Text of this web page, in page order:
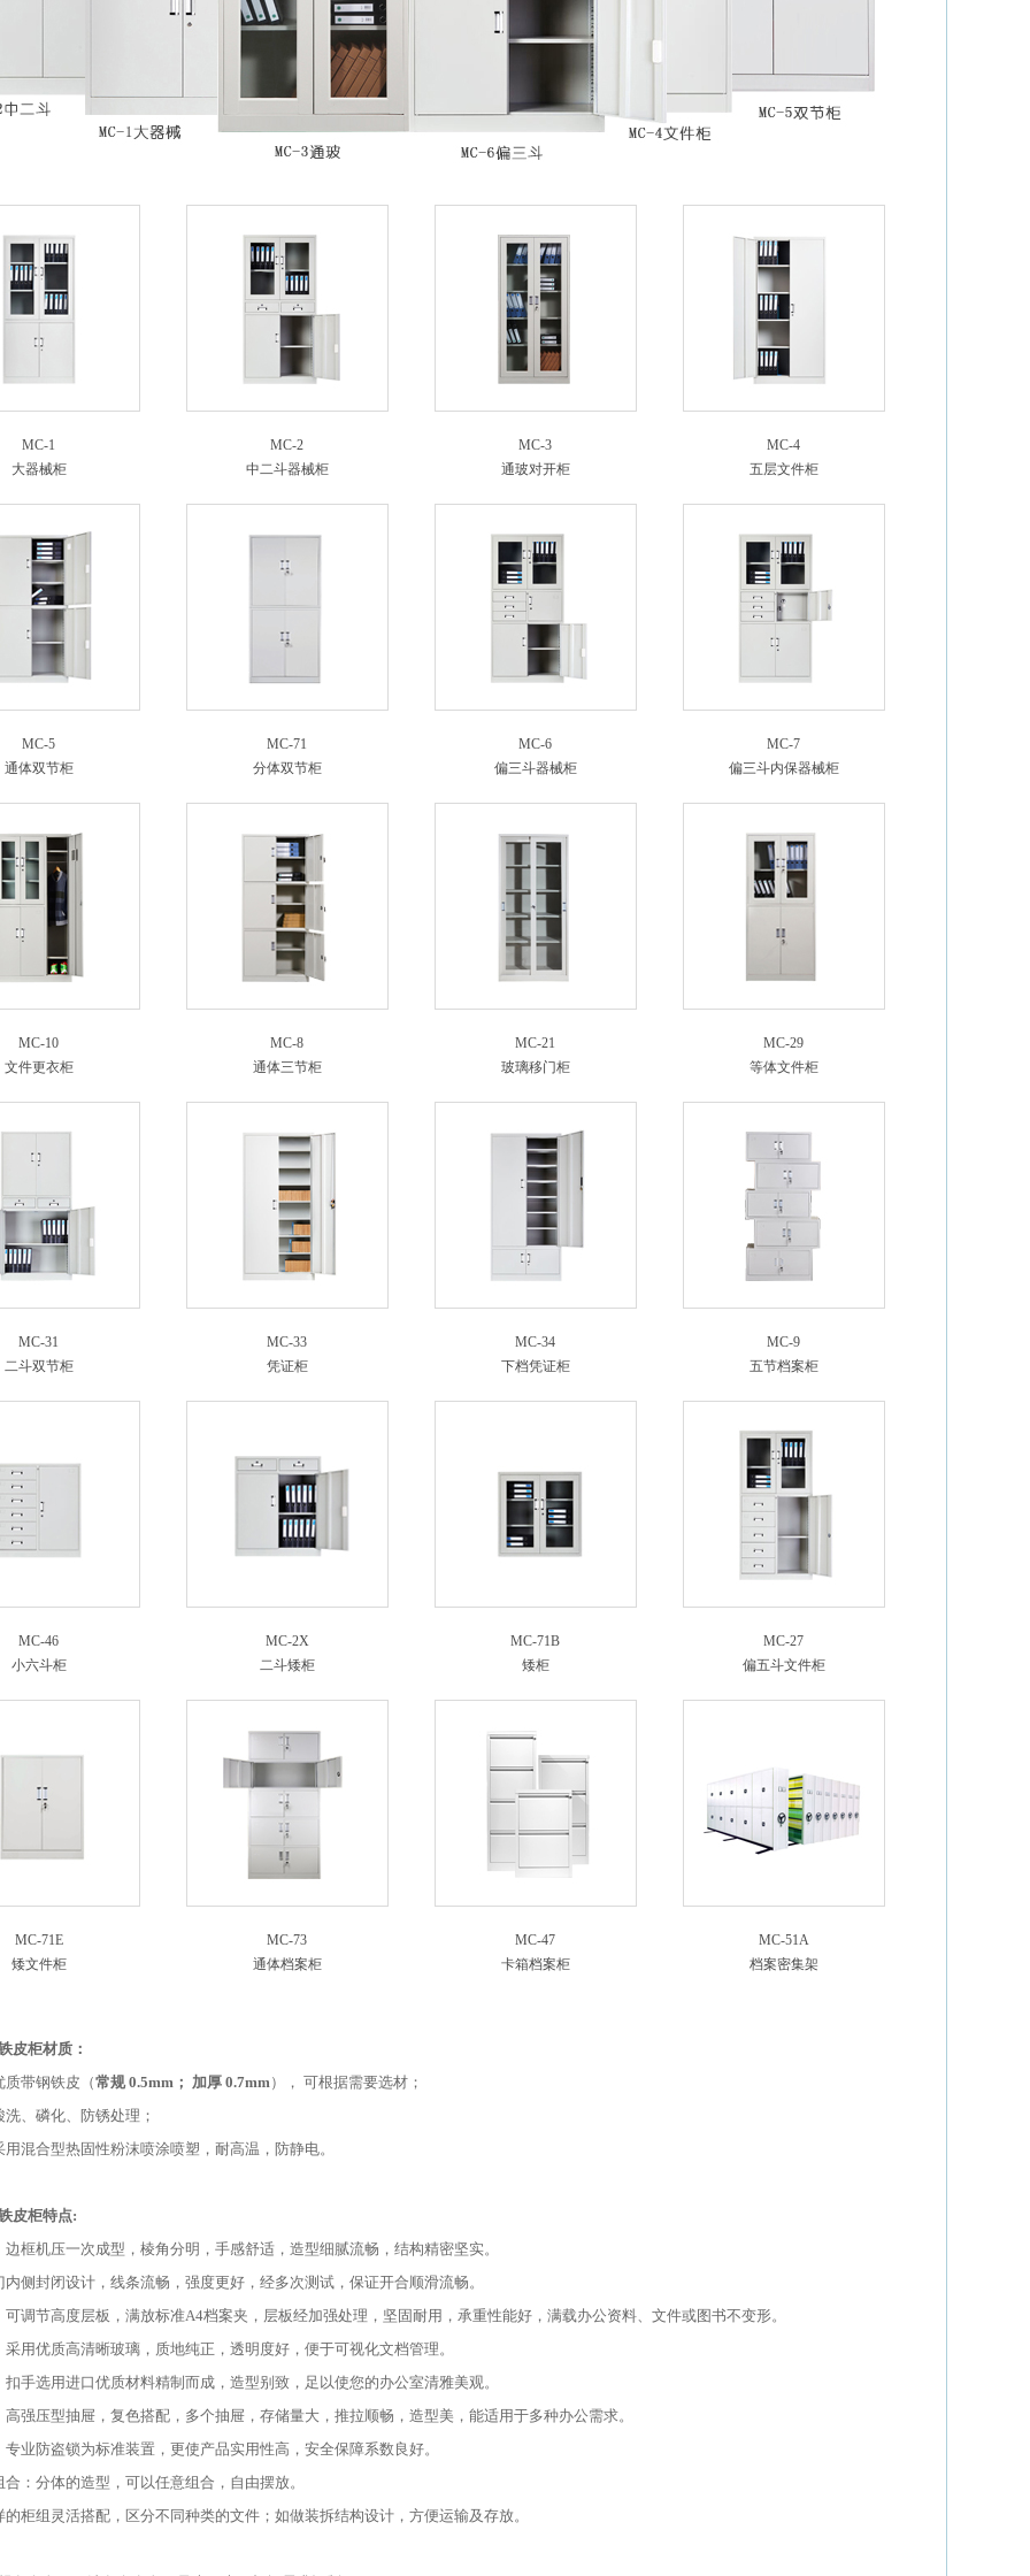
MC-1
大器械柜
MC-2
中二斗器械柜
MC-3
通玻对开柜
MC-4
五层文件柜
MC-5
通体双节柜
MC-71
分体双节柜
MC-6
偏三斗器械柜
MC-7
偏三斗内保器械柜
MC-10
文件更衣柜
MC-8
通体三节柜
MC-21
玻璃移门柜
MC-29
等体文件柜
MC-31
二斗双节柜
MC-33
凭证柜
MC-34
下档凭证柜
MC-9
五节档案柜
MC-46
小六斗柜
MC-2X
二斗矮柜
MC-71B
矮柜
MC-27
偏五斗文件柜
MC-71E
矮文件柜
MC-73
通体档案柜
MC-47
卡箱档案柜
MC-51A
档案密集架
皮柜材质：
质带钢铁皮（常规 0.5mm； 加厚 0.7mm）， 可根据需要选材；
、磷化、防锈处理；
混合型热固性粉沫喷涂喷塑，耐高温，防静电。
皮柜特点:
边框机压一次成型，棱角分明，手感舒适，造型细腻流畅，结构精密坚实。
内侧封闭设计，线条流畅，强度更好，经多次测试，保证开合顺滑流畅。
可调节高度层板，满放标准A4档案夹，层板经加强处理，坚固耐用，承重性能好，满载办公资料、文件或图书不变形。
采用优质高清晰玻璃，质地纯正，透明度好，便于可视化文档管理。
扣手选用进口优质材料精制而成，造型别致，足以使您的办公室清雅美观。
高强压型抽屉，复色搭配，多个抽屉，存储量大，推拉顺畅，造型美，能适用于多种办公需求。
专业防盗锁为标准装置，更使产品实用性高，安全保障系数良好。
：分体的造型，可以任意组合，自由摆放。
的柜组灵活搭配，区分不同种类的文件；如做装拆结构设计，方便运输及存放。